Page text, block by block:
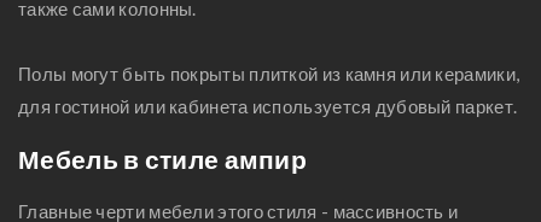
также сами колонны.
Полы могут быть покрыты плиткой из камня или керамики,
для гостиной или кабинета используется дубовый паркет.
Мебель в стиле ампир
Главные черти мебели этого стиля - массивность и